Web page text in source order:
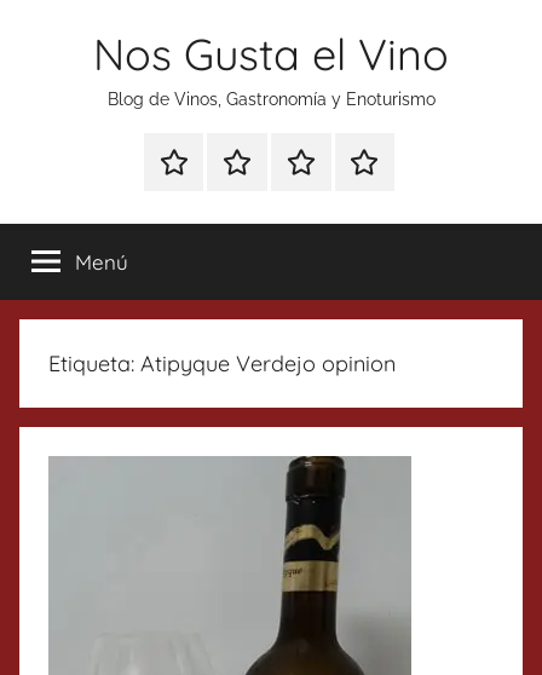
Nos Gusta el Vino
Blog de Vinos, Gastronomía y Enoturismo
Especial
Tonics
Enoturismo
Gastronomía
RankingContacto
Menú
Etiqueta: Atipyque Verdejo opinion